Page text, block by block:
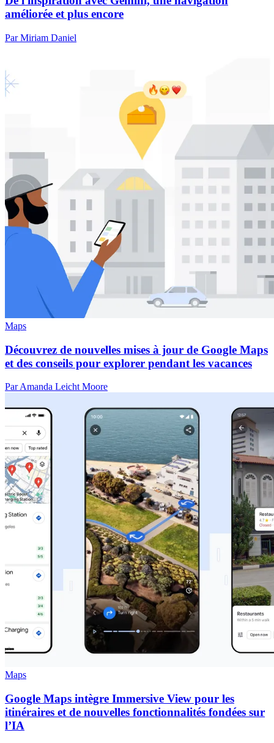
améliorée et plus encore
Par Miriam Daniel
Maps
Découvrez de nouvelles mises à jour de Google Maps
et des conseils pour explorer pendant les vacances
Par Amanda Leicht Moore
Maps
Google Maps intègre Immersive View pour les
itinéraires et de nouvelles fonctionnalités fondées sur
l’IA